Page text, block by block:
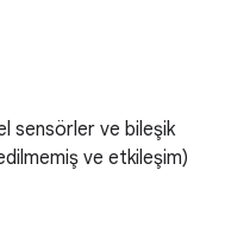
sensörler ve bileşik
ve etkileşim)